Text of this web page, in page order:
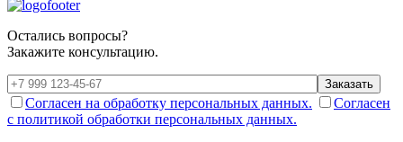
Остались вопросы?
Закажите консультацию.
Заказать
Согласен на обработку персональных данных.
Согласен
с политикой обработки персональных данных.